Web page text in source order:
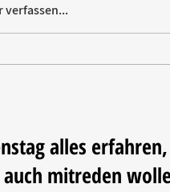
verfassen...
alles
auch mitreden